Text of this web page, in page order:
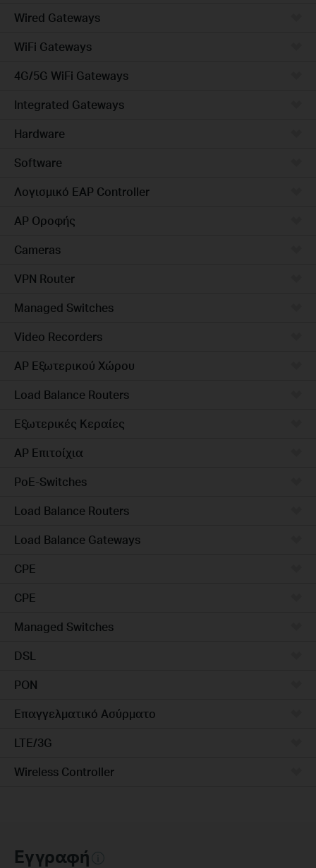
Wired Gateways
WiFi Gateways
4G/5G WiFi Gateways
Integrated Gateways
Hardware
Software
Λογισμικό EAP Controller
AP Οροφής
Cameras
VPN Router
Managed Switches
Video Recorders
AP Εξωτερικού Χώρου
Load Balance Routers
Εξωτερικές Κεραίες
AP Επιτοίχια
PoE-Switches
Load Balance Routers
Load Balance Gateways
CPE
CPE
Managed Switches
DSL
PON
Επαγγελματικό Ασύρματο
LTE/3G
Wireless Controller
Εγγραφή